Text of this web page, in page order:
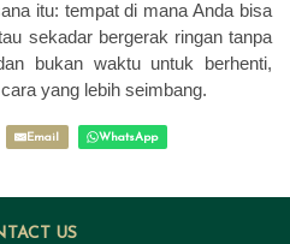
itu: tempat di mana Anda bisa
sekadar bergerak ringan tanpa
bukan waktu untuk berhenti,
yang lebih seimbang.
Email WhatsApp
US